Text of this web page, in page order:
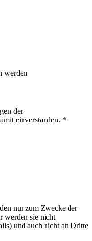
werden
der
einverstanden. *
nur zum Zwecke der
werden sie nicht
und auch nicht an Dritte